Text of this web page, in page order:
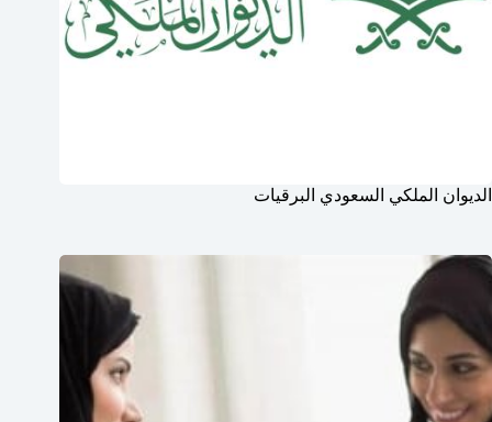
الديوان الملكي السعودي البرقيات